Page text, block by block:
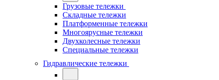
Грузовые тележки
Складные тележки
Платформенные тележки
Многоярусные тележки
Двухколесные тележки
Специальные тележки
Гидравлические тележки